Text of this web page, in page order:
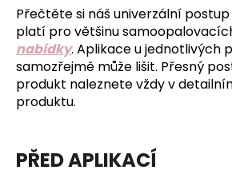
Přečtěte si náš univerzální
platí pro většinu
nabídky. Aplikace u jednotlivých
samozřejmě může lišit. Přesný
produkt naleznete vždy v
produktu.
PŘED APLIKACÍ
D
o
p
o
r
u
j